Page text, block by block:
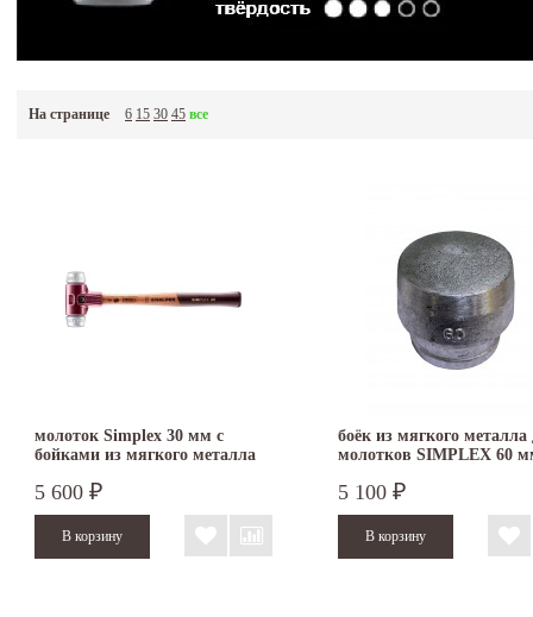
На странице 6 15 30 45 все
молоток Simplex 30 мм с
бойками из мягкого металла
5 600 ₽
боёк из мягкого металла
молотков SIMPLEX 60
5 100 ₽